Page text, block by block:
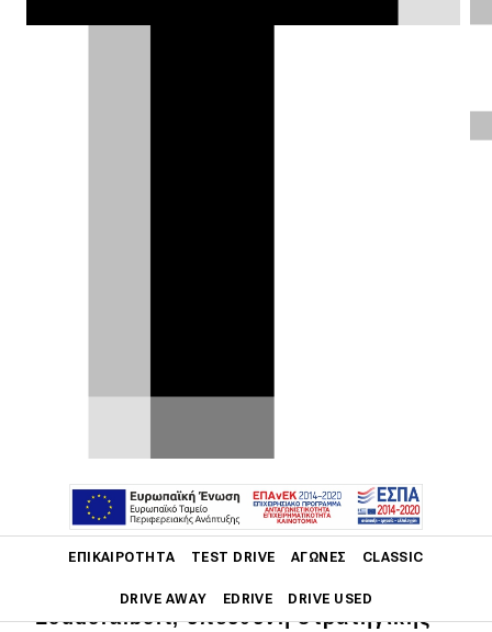
ΕΠΙΚΑΙΡΌΤΗΤΑ TEST DRIVE ΑΓΏΝΕΣ CLASSIC
DRIVE AWAY EDRIVE DRIVE USED
και οδηγικό ενδιαφέρον με
Μια έκδοση επιδόσεων του ηλεκτρικού
μικρομεσαίουID.3με το πρόθεμα R
είναι αρκετά πιθανό να συμβεί
σύμφωνα με την Christine
Leuderalbert, υπεύθυνη στρατηγικής